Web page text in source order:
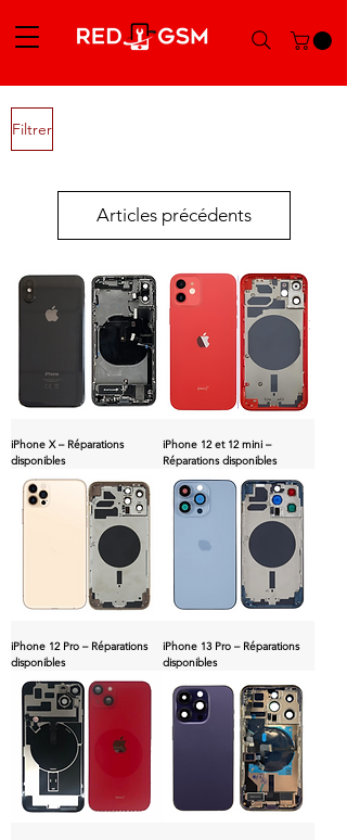
Filtrer
Articles précédents
iPhone X – Réparations
disponibles
iPhone 12 et 12 mini –
Réparations disponibles
iPhone 12 Pro – Réparations
disponibles
iPhone 13 Pro – Réparations
disponibles